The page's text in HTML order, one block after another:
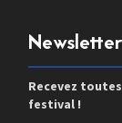
Newsletter
Recevez
festival !